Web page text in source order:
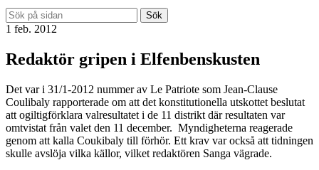
Sök
1 feb. 2012
Redaktör gripen i Elfenbenskusten
Det var i 31/1-2012 nummer av Le Patriote som Jean-Clause
Coulibaly rapporterade om att det konstitutionella utskottet beslutat
att ogiltigförklara valresultatet i de 11 distrikt där resultaten var
omtvistat från valet den 11 december. Myndigheterna reagerade
genom att kalla Coukibaly till förhör. Ett krav var också att tidningen
skulle avslöja vilka källor, vilket redaktören Sanga vägrade.